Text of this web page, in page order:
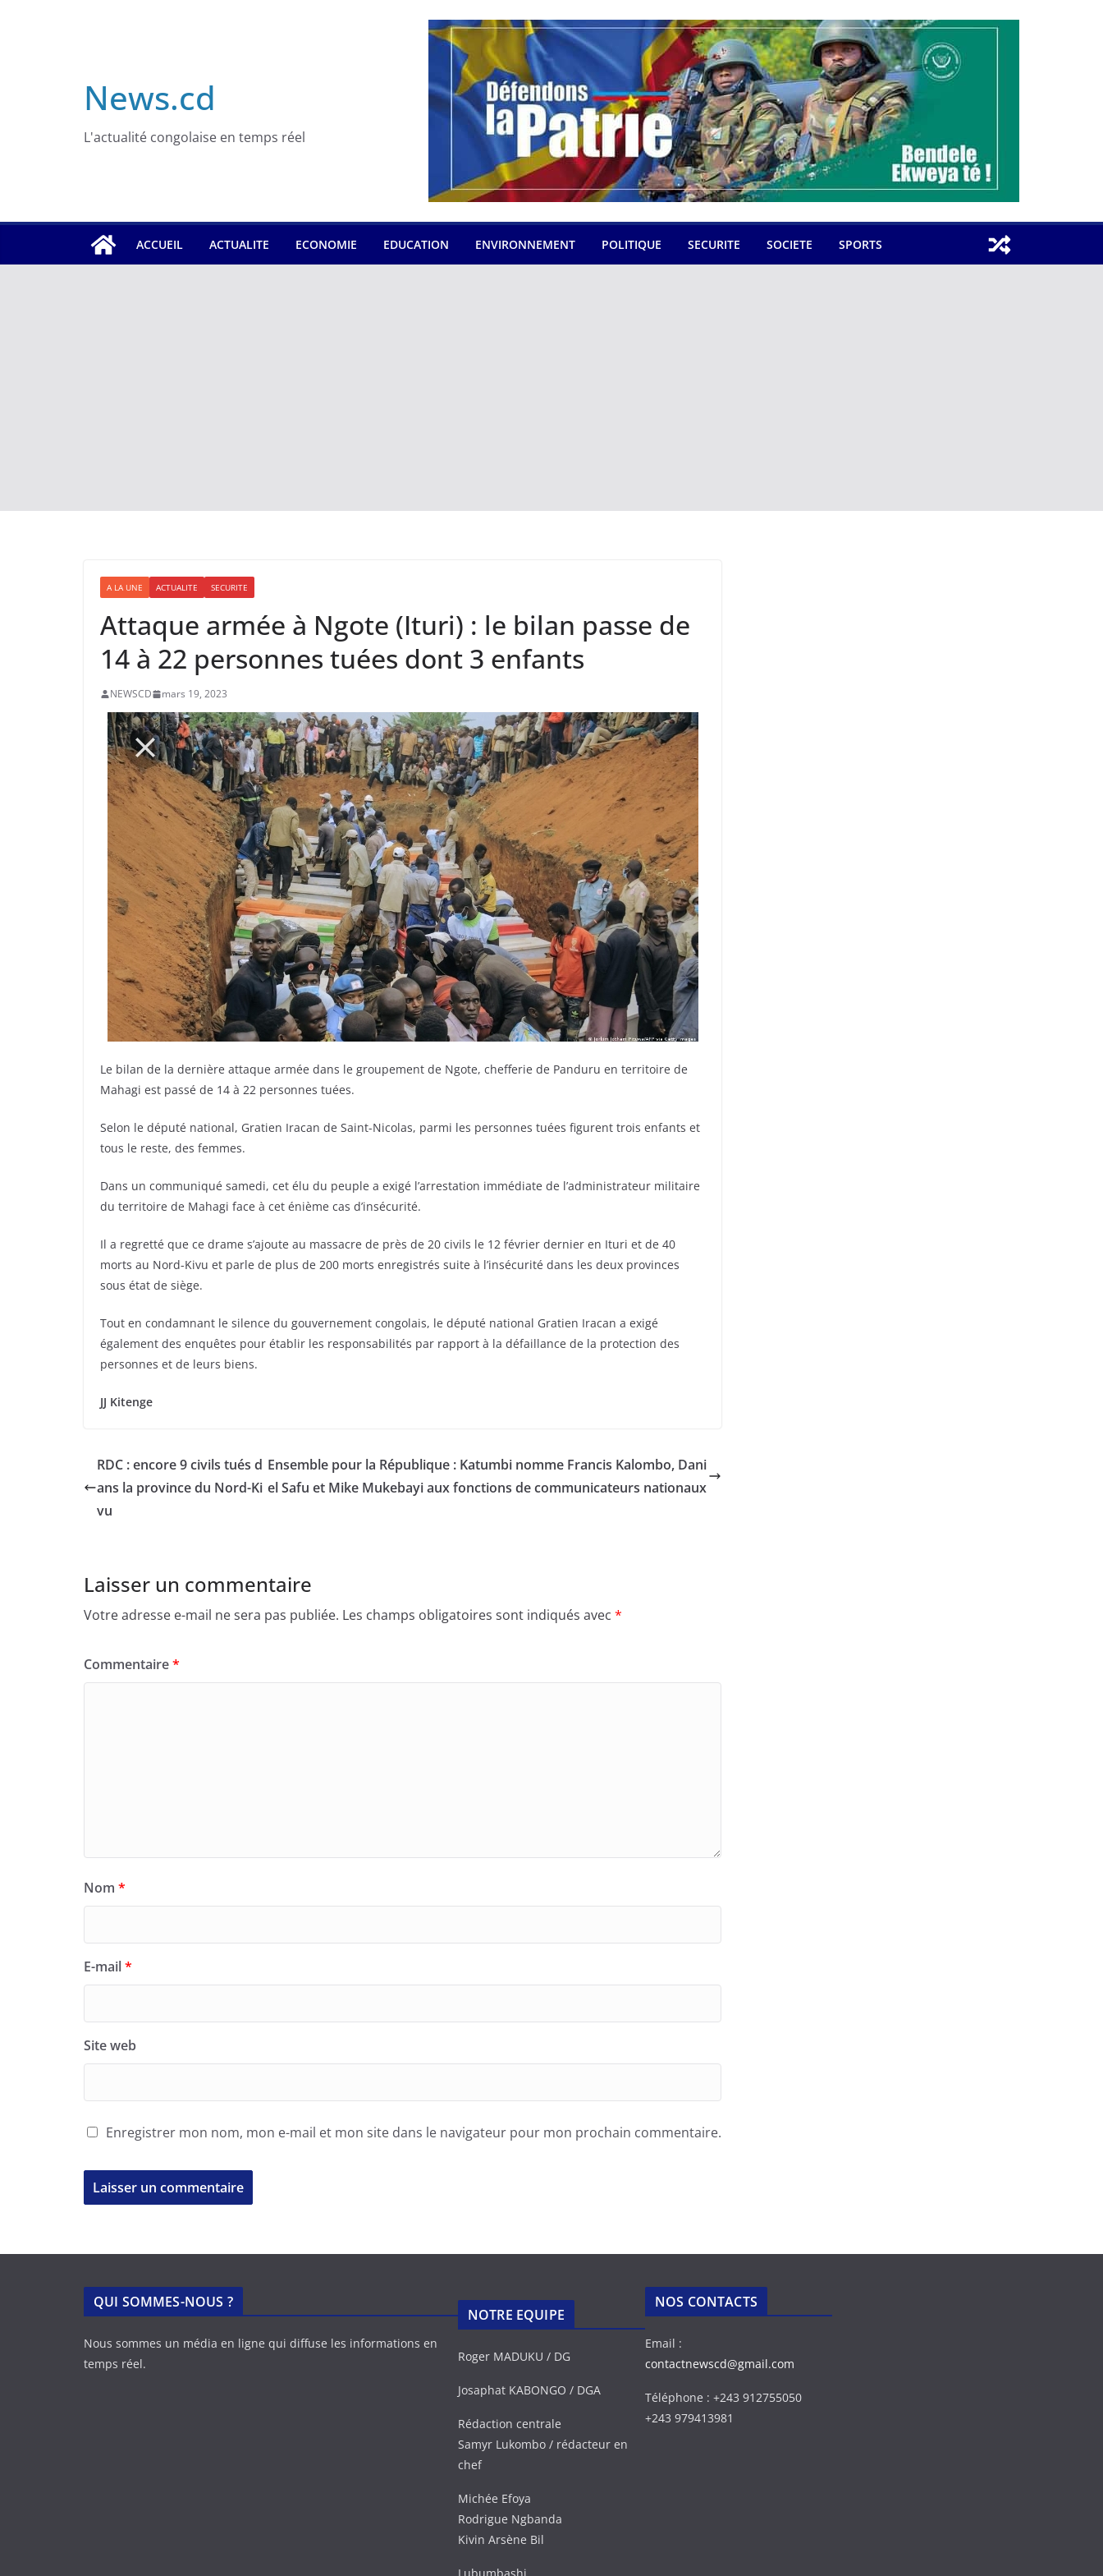
News.cd
L'actualité congolaise en temps réel
ACCUEIL ACTUALITE ECONOMIE EDUCATION ENVIRONNEMENT POLITIQUE SECURITE SOCIETE SPORTS
A LA UNE ACTUALITE SECURITE
Attaque armée à Ngote (Ituri) : le bilan passe de
14 à 22 personnes tuées dont 3 enfants
NEWSCD mars 19, 2023
Le bilan de la dernière attaque armée dans le groupement de Ngote, chefferie de Panduru en territoire de
Mahagi est passé de 14 à 22 personnes tuées.
Selon le député national, Gratien Iracan de Saint-Nicolas, parmi les personnes tuées figurent trois enfants et
tous le reste, des femmes.
Dans un communiqué samedi, cet élu du peuple a exigé l’arrestation immédiate de l’administrateur militaire
du territoire de Mahagi face à cet énième cas d’insécurité.
Il a regretté que ce drame s’ajoute au massacre de près de 20 civils le 12 février dernier en Ituri et de 40
morts au Nord-Kivu et parle de plus de 200 morts enregistrés suite à l’insécurité dans les deux provinces
sous état de siège.
Tout en condamnant le silence du gouvernement congolais, le député national Gratien Iracan a exigé
également des enquêtes pour établir les responsabilités par rapport à la défaillance de la protection des
personnes et de leurs biens.
JJ Kitenge
RDC : encore 9 civils tués d
ans la province du Nord-Ki
vu
Ensemble pour la République : Katumbi nomme Francis Kalombo, Dani
el Safu et Mike Mukebayi aux fonctions de communicateurs nationaux
Laisser un commentaire
Votre adresse e-mail ne sera pas publiée. Les champs obligatoires sont indiqués avec *
Commentaire*
Nom *
E-mail*
Site web
Enregistrer mon nom, mon e-mail et mon site dans le navigateur pour mon prochain commentaire.
QUI SOMMES-NOUS ?
Nous sommes un média en ligne qui diffuse les informations en
temps réel.
NOTRE EQUIPE
Roger MADUKU / DG
Josaphat KABONGO / DGA
Rédaction centrale
Samyr Lukombo / rédacteur en
chef
Michée Efoya
Rodrigue Ngbanda
Kivin Arsène Bil
NOS CONTACTS
Email :
contactnewscd@gmail.com
Téléphone : +243 912755050
+243 979413981